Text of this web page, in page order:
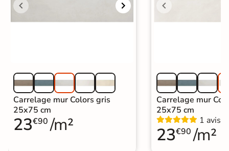
Carrelage mur Colors gris
25x75 cm
23€90 /m²
Carrelage mur
25x75 cm
1 avis
23€90 /m²